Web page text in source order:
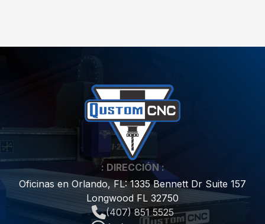
: DIRECCIÓN :
Oficinas en Orlando, FL: 1335 Bennett Dr Suite 157
Longwood FL 32750
(407) 851 5525